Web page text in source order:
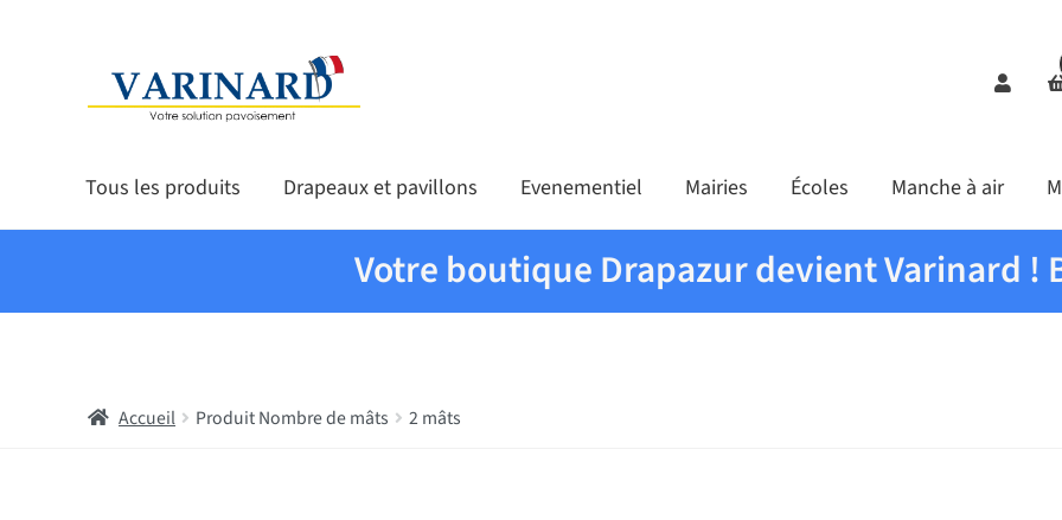
Aller à la navigation
Aller au contenu
Tous les produits Drapeaux et pavillons Evenementiel Mairies Écoles Manche à air
Votre boutique Drapazur devient Varinard !
Accueil Produit Nombre de mâts 2 mâts